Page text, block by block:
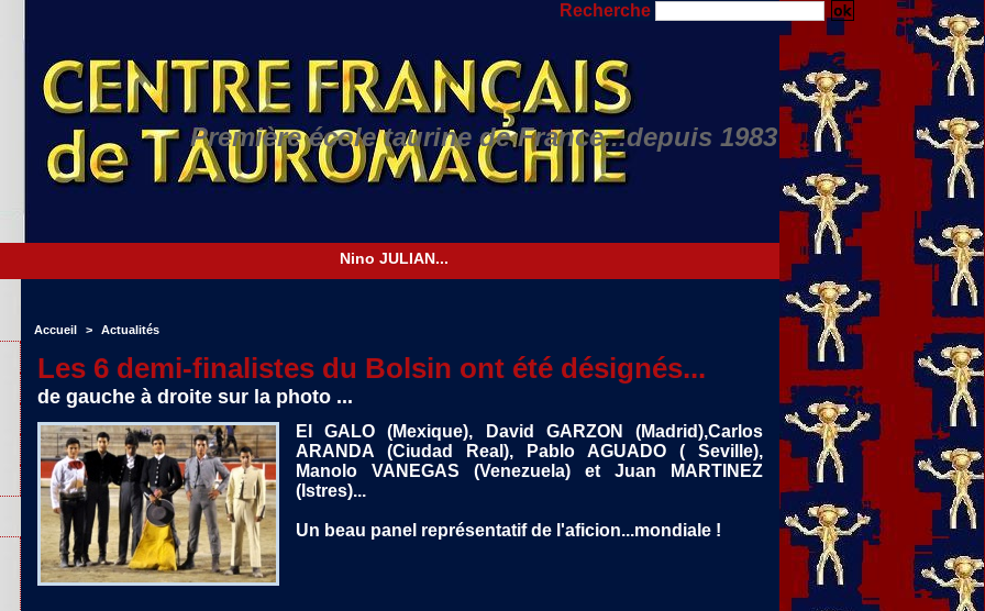
Recherche
Première école taurine de France...depuis 1983
Accueil > Actualités
Les 6 demi-finalistes du Bolsin ont été désignés...
de gauche à droite sur la photo ...
El GALO (Mexique), David GARZON (Madrid),Carlos
ARANDA (Ciudad Real), Pablo AGUADO ( Seville),
Manolo VANEGAS (Venezuela) et Juan MARTINEZ
(Istres)...
Un beau panel représentatif de l'aficion...mondiale !